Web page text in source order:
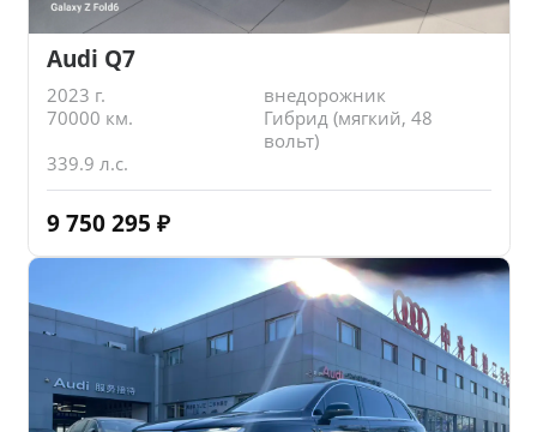
Audi Q7
2023 г.
внедорожник
70000 км.
Гибрид (мягкий, 48
вольт)
339.9 л.с.
9 750 295 ₽